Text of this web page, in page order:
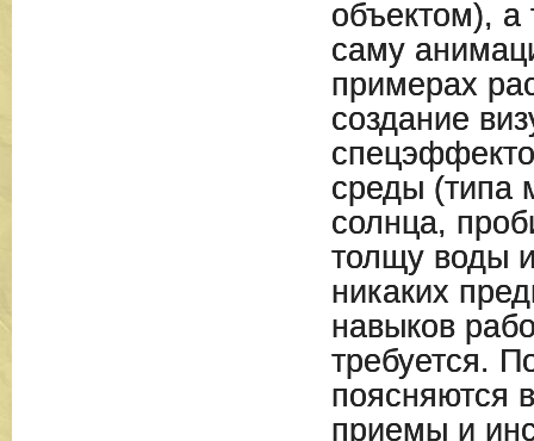
объектом), а
саму
примерах
создание
среды (типа
солнца,
толщу воды
никаких
навыков
требуется.
поясняются
приемы и